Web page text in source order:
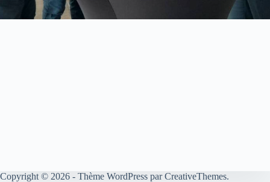
Copyright © 2026 - Thème WordPress parCreativeThemes.